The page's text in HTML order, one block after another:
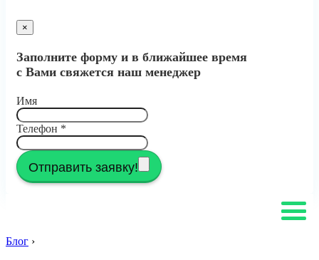
×
Заполните форму и в ближайшее время
с Вами свяжется наш менеджер
Имя
Телефон *
Отправить заявку!
Блог ›